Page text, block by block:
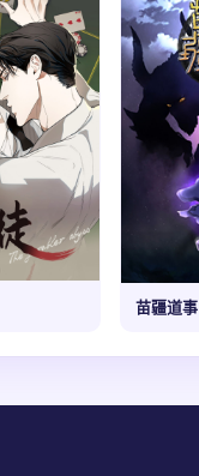
苗疆道事